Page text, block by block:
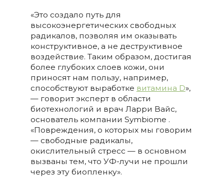
«Это создало путь для
высокоэнергетических свободных
радикалов, позволяя им оказывать
конструктивное, а не деструктивное
воздействие. Таким образом, достигая
более глубоких слоев кожи, они
приносят нам пользу, например,
способствуют выработке витамина D»,
— говорит эксперт в области
биотехнологий и врач Ларри Вайс,
основатель компании Symbiome .
«Повреждения, о которых мы говорим
— свободные радикалы,
окислительный стресс — в основном
вызваны тем, что УФ-лучи не прошли
через эту биопленку».